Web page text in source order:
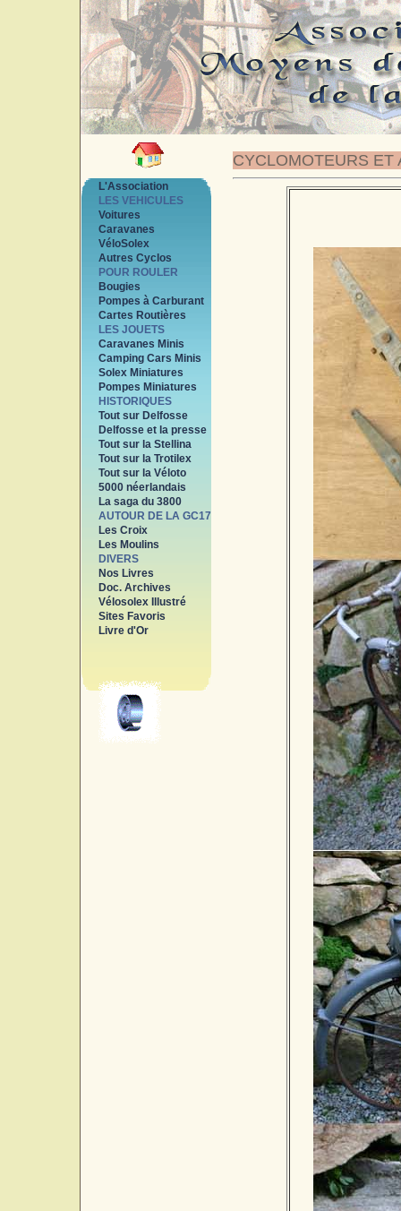
CYCLOMOTEURS ET
L'Association
LES VEHICULES
Voitures
Caravanes
VéloSolex
Autres Cyclos
POUR ROULER
Bougies
Pompes à Carburant
Cartes Routières
LES JOUETS
Caravanes Minis
Camping Cars Minis
Solex Miniatures
Pompes Miniatures
HISTORIQUES
Tout sur Delfosse
Delfosse et la presse
Tout sur la Stellina
Tout sur la Trotilex
Tout sur la Véloto
5000 néerlandais
La saga du 3800
AUTOUR DE LA GC17
Les Croix
Les Moulins
DIVERS
Nos Livres
Doc. Archives
Vélosolex Illustré
Sites Favoris
Livre d'Or